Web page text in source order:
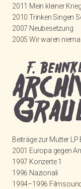
2011 Mein kleiner Krieg
2010 Trinken Singen
2007 Neubesetzung
2005 Wir waren
Beiträge zur Mutter LP
2001 Europa gegen
1997 Konzerte 1
1996 Nazionali
1994–1996